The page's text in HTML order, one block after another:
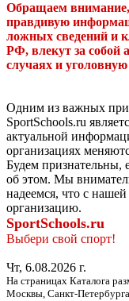
Обращаем
правдивую
ложных сведений и
РФ, влекут за собой
случаях и уголовную
Одним из важных
SportSchools.ru
актуальной
организациях
Будем признательны,
об этом. Мы
надеемся, что с
организацию.
SportSchools.ru
Выбери свой спорт!
Чт, 6.08.2026 г.
На страницах Каталога
Москвы, Санкт-